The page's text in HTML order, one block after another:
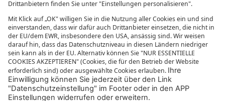
MEHR VON SONNENKLAR.TV
Mediathek
sonnenklar.TV Empfangsdaten
sonnenklar.TV Programm
sonnenklar.TV App